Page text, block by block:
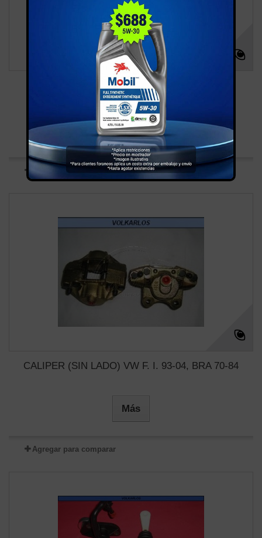
VALVULA REPARTIDORA FRENO CORSAR
TODOS LOS...
Más
Agregar para comparar
CALIPER (SIN LADO) VW F. I. 93-04, BRA 70-84
Más
Agregar para comparar